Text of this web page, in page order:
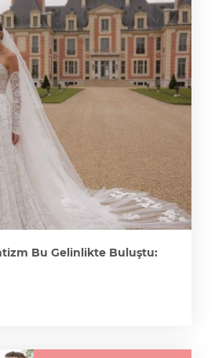
Bu Gelinlikte Buluştu: